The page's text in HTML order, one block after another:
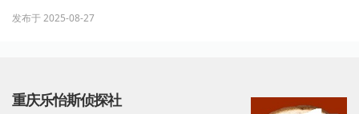
发布于 2025-08-27
重庆乐怡斯侦探社